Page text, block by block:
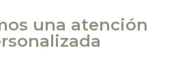
una atención